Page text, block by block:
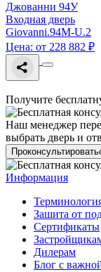
Джованни 94У
Входная дверь
Giovanni.94M-U.2
Цена: от 228 882 ₽
Получите
Наш менеджер
выбрать дверь и
Информация
Зашита от
Сертификаты
Дилерам
Блог с